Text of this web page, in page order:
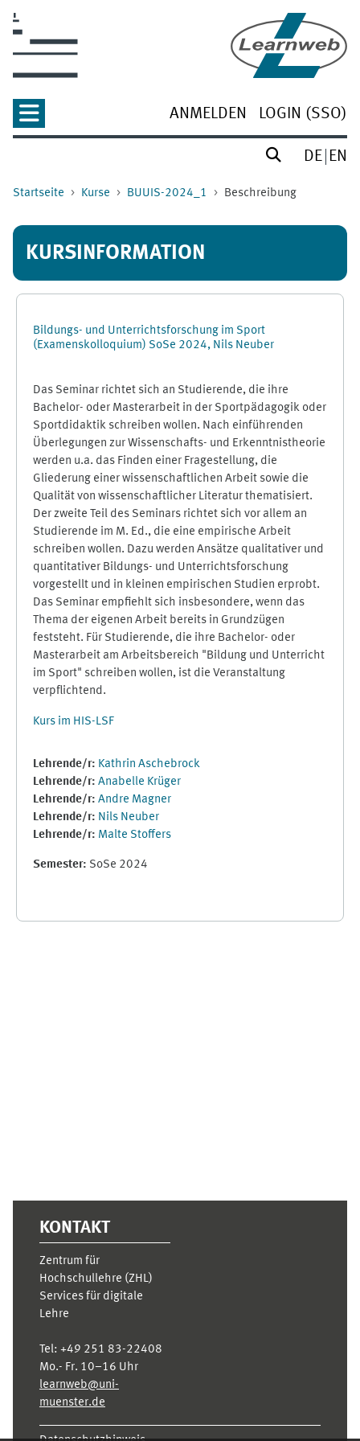
ANMELDEN LOGIN (SSO)
DE EN
Startseite Kurse BUUIS-2024_1 Beschreibung
KURSINFORMATION
Bildungs- und Unterrichtsforschung im Sport
(Examenskolloquium) SoSe 2024, Nils Neuber
Das Seminar richtet sich an Studierende, die ihre
Bachelor- oder Masterarbeit in der Sportpädagogik oder
Sportdidaktik schreiben wollen. Nach einführenden
Überlegungen zur Wissenschafts- und Erkenntnistheorie
werden u.a. das Finden einer Fragestellung, die
Gliederung einer wissenschaftlichen Arbeit sowie die
Qualität von wissenschaftlicher Literatur thematisiert.
Der zweite Teil des Seminars richtet sich vor allem an
Studierende im M. Ed., die eine empirische Arbeit
schreiben wollen. Dazu werden Ansätze qualitativer und
quantitativer Bildungs- und Unterrichtsforschung
vorgestellt und in kleinen empirischen Studien erprobt.
Das Seminar empfiehlt sich insbesondere, wenn das
Thema der eigenen Arbeit bereits in Grundzügen
feststeht. Für Studierende, die ihre Bachelor- oder
Masterarbeit am Arbeitsbereich "Bildung und Unterricht
im Sport" schreiben wollen, ist die Veranstaltung
verpflichtend.
Kurs im HIS-LSF
Lehrende/r: Kathrin Aschebrock
Lehrende/r: Anabelle Krüger
Lehrende/r: Andre Magner
Lehrende/r: Nils Neuber
Lehrende/r: Malte Stoffers
Semester: SoSe 2024
KONTAKT
Zentrum für
Hochschullehre (ZHL)
Services für digitale
Lehre
Tel: +49 251 83-22408
Mo.- Fr. 10–16 Uhr
learnweb@uni-
muenster.de